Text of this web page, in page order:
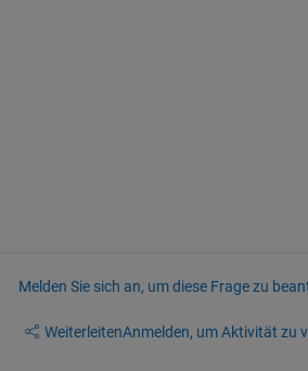
Melden Sie sich an, um diese Frage zu
WeiterleitenAnmelden, um Aktivität zu